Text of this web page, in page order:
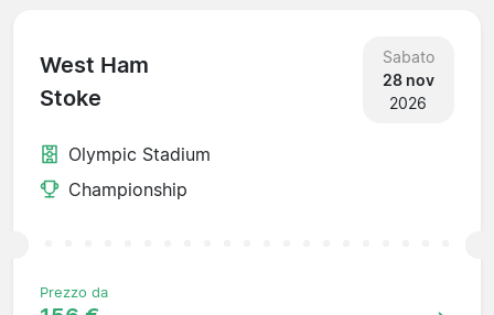
West Ham
Stoke
Sabato
28 nov
2026
Olympic Stadium
Championship
Prezzo da